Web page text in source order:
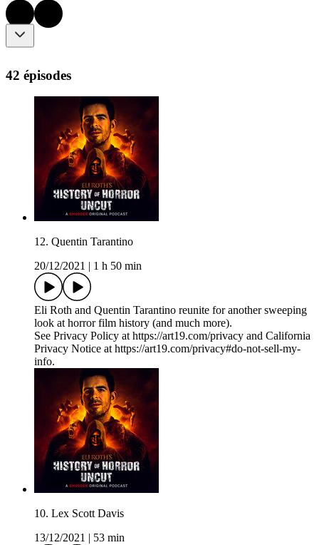
42 épisodes
12. Quentin Tarantino
20/12/2021
1 h 50 min
Eli Roth and Quentin Tarantino reunite for another sweeping
look at horror film history (and much more).
See Privacy Policy at https://art19.com/privacy and California
Privacy Notice at https://art19.com/privacy#do-not-sell-my-
info.
10. Lex Scott Davis
13/12/2021
53 min